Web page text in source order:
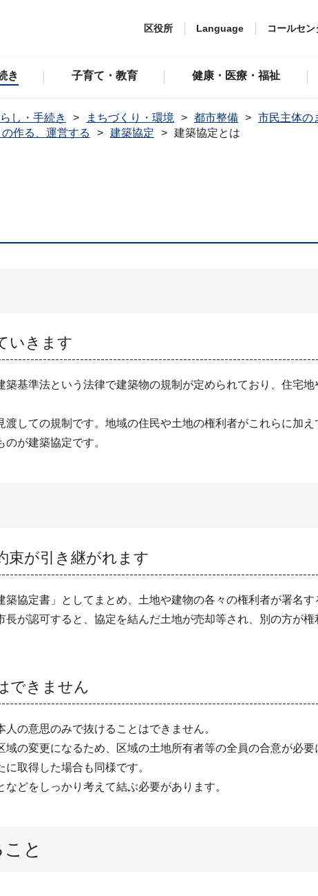
区役所 Language コールセン
き 子育て・教育 健康・医療・福祉
らし・手続き まちづくり・環境 都市整備 市民主体の
作る、運営する
建築協定 建築協定とは
いきます
基準法という法律で建築物の規制が定められており、住宅
渡しての規制です。地域の住民や土地の権利者がこれらに加
が建築協定です。
束が引き継がれます
協定書」としてまとめ、土地や建物の各々の権利者が署名す
が認可すると、協定を結んだ土地が売却等され、別の方が
できません
の意思のみで抜けることはできません。
の変更になるため、区域の土地所有者等の全員の合意が必要
取得した場合も同様です。
どをしっかり考えて結ぶ必要があります。
と